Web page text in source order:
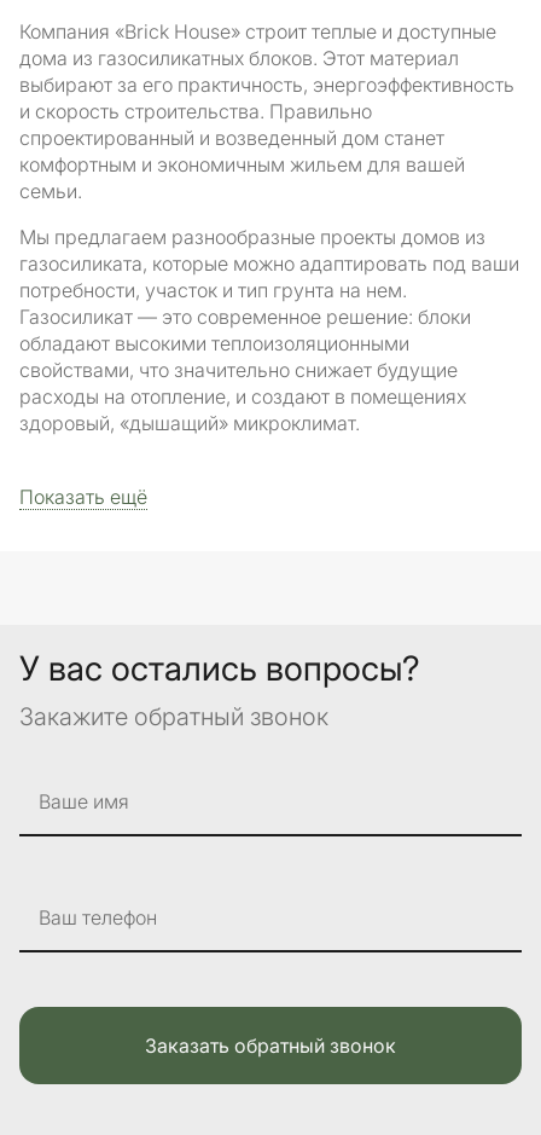
Компания «Brick House» строит теплые и доступные
дома из газосиликатных блоков. Этот материал
выбирают за его практичность, энергоэффективность
и скорость строительства. Правильно
спроектированный и возведенный дом станет
комфортным и экономичным жильем для вашей
семьи.
Мы предлагаем разнообразные проекты домов из
газосиликата, которые можно адаптировать под ваши
потребности, участок и тип грунта на нем.
Газосиликат — это современное решение: блоки
обладают высокими теплоизоляционными
свойствами, что значительно снижает будущие
расходы на отопление, и создают в помещениях
здоровый, «дышащий» микроклимат.
Показать ещё
У вас остались вопросы?
Закажите обратный звонок
Ваше имя
Ваш телефон
Заказать обратный звонок